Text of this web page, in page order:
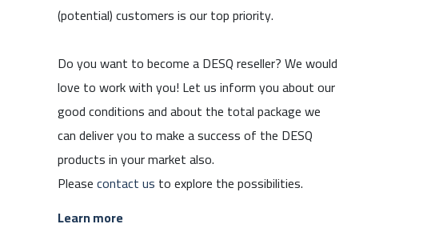
(potential) customers is our top priority.
Do you want to become a DESQ reseller? We would
love to work with you! Let us inform you about our
good conditions and about the total package we
can deliver you to make a success of the DESQ
products in your market also.
Pleasecontact us to explore the possibilities.
Learn more